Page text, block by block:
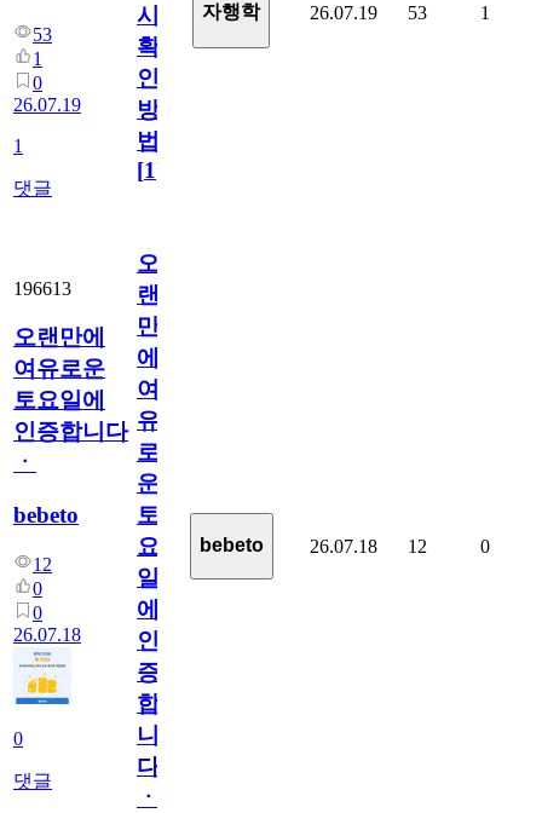
53
1
0
26.07.19
1
댓글
시
확
인
방
법
[1]
자행학 26.07.19 53 1
196613
오랜만에
여유로운
토요일에
인증합니다
ㆍ
bebeto
12
0
0
26.07.18
0
댓글
오
랜
만
에
여
유
로
운
토
요
일
에
인
증
합
니
다
ㆍ
bebeto 26.07.18 12 0